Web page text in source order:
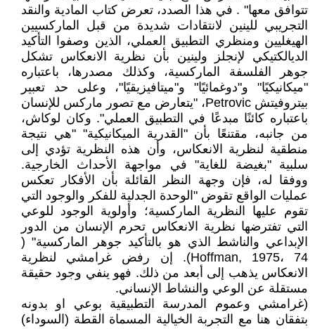
تتوافق معها" . في هذا الصدد، تعرض كتاب المادية والنقد
التجريبي للينين لانتقادات شديدة من قبل الماركسيين
الهيغليين ومنظري التطبيق العملي، الذين وصفوا التأكيد
الديالكتيكي لإنجلز ولينين بأن نظرية الانعكاس تشكل
جوهر الفلسفة الماركسية، وكذلك مصدرها، باعتباره
"ميكانيكيًا" و"دوغمائيًا" و"ميتافيزيقيًا"، وعلى حد تعبير
بيتروفيتش Petrovic، "يتعارض مع تصور ماركس للإنسان
باعتباره كائنًا مبدعًا في التطبيق العملي". وكان لوكاش،
من جانبه، مقتنعًا بأن "القدرية الميكانيكية" "هي نتيجة
منطقية لنظرية الانعكاس، وأن هذه النظرية تؤدي إلى
سلبية "بغيضة للغاية" في مواجهة الأحداث الخارجية.
ووفقا له، فإن وجهة النظر القائلة بأن الأفكار تعكس
عمليات الواقع تقوض "الوحدة الجدلية للفكر والوجود التي
تقوم عليها النظرية الماركسية؛ وأولوية الوجود للوعي
التي تفترضها نظرية الانعكاس تحرم الإنسان من الدور
الإبداعي والناشط الذي هو بالتأكيد جوهر الماركسية" (
Hoffman, 1975، 74). إن رفض غرامشي لنظرية
الانعكاس يذهب إلى أبعد من ذلك. فهو ينفي وجود حقيقة
مستقلة عن الوعي والنشاط الإنساني.
(غرامشي وعموم المدرسة التطبيقية بوعي او بدونه
بتفقان هنا مع التجربة الخيالية المسماة القطة (السوداء)